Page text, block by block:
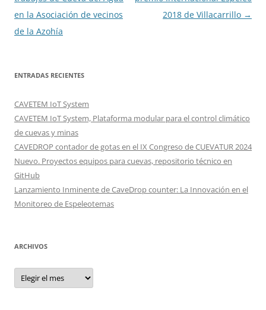
entradas
en la Asociación de vecinos
de la Azohía
2018 de Villacarrillo →
ENTRADAS RECIENTES
CAVETEM IoT System
CAVETEM IoT System, Plataforma modular para el control climático
de cuevas y minas
CAVEDROP contador de gotas en el IX Congreso de CUEVATUR 2024
Nuevo. Proyectos equipos para cuevas, repositorio técnico en
GitHub
Lanzamiento Inminente de CaveDrop counter: La Innovación en el
Monitoreo de Espeleotemas
ARCHIVOS
Archivos